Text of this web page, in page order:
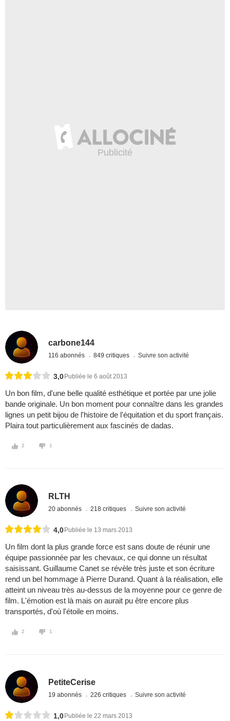
carbone144
116 abonnés 849 critiques Suivre son activité
3,0 Publiée le 6 août 2013
Un bon film, d'une belle qualité esthétique et portée par une jolie
bande originale. Un bon moment pour connaître dans les grandes
lignes un petit bijou de l'histoire de l'équitation et du sport français.
Plaira tout particulièrement aux fascinés de dadas.
2 1
RLTH
20 abonnés 218 critiques Suivre son activité
4,0 Publiée le 13 mars 2013
Un film dont la plus grande force est sans doute de réunir une
équipe passionnée par les chevaux, ce qui donne un résultat
saisissant. Guillaume Canet se révèle très juste et son écriture
rend un bel hommage à Pierre Durand. Quant à la réalisation, elle
atteint un niveau très au-dessus de la moyenne pour ce genre de
film. L'émotion est là mais on aurait pu être encore plus
transportés, d'où l'étoile en moins.
2 1
PetiteCerise
19 abonnés 226 critiques Suivre son activité
1,0 Publiée le 22 mars 2013